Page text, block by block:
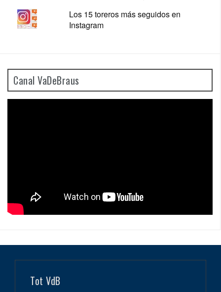
Los 15 toreros más seguidos en
Instagram
Canal VaDeBraus
Tot VdB